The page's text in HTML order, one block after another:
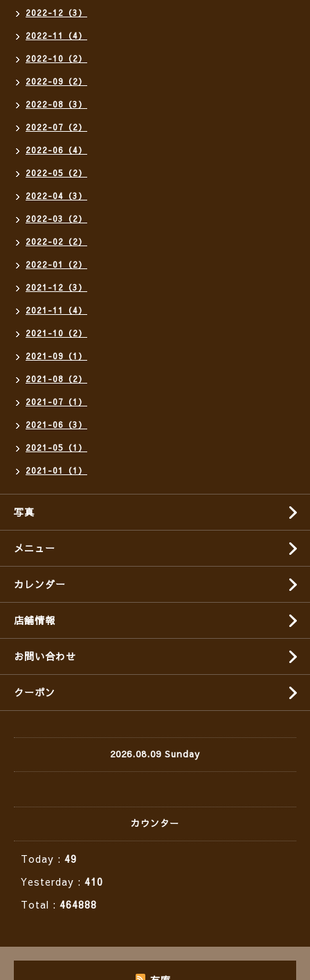
2022-12（3）
2022-11（4）
2022-10（2）
2022-09（2）
2022-08（3）
2022-07（2）
2022-06（4）
2022-05（2）
2022-04（3）
2022-03（2）
2022-02（2）
2022-01（2）
2021-12（3）
2021-11（4）
2021-10（2）
2021-09（1）
2021-08（2）
2021-07（1）
2021-06（3）
2021-05（1）
2021-01（1）
写真
メニュー
カレンダー
店舗情報
お問い合わせ
クーポン
2026.08.09 Sunday
カウンター
Today : 49
Yesterday : 410
Total : 464888